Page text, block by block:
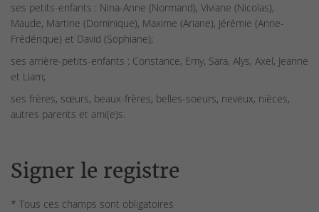
ses petits-enfants : Nina-Anne (Normand), Viviane (Nicolas),
Maude, Martine (Dominique), Maxime (Ariane), Jérémie (Anne-
Frédérique) et David (Sophiane);
ses arrière-petits-enfants : Constance, Emy, Sara, Alys, Axel, Jeanne
et Liam;
ses frères, sœurs, beaux-frères, belles-soeurs, neveux, nièces,
autres parents et ami(e)s.
Signer le registre
* Tous ces champs sont obligatoires